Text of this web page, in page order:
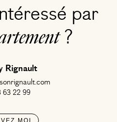
par
?
Rignault
63 22 99
MOI